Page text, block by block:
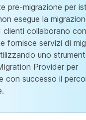
pre-migrazione per
esegue la
collaborano
fornisce servizi di
uno
Provider per
con successo il